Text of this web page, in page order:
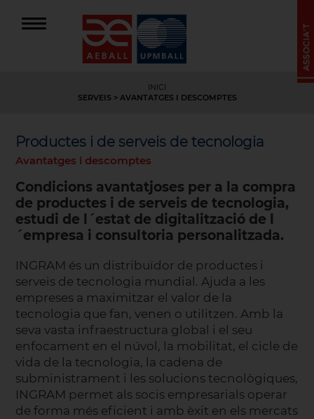
INICI
SERVEIS > AVANTATGES I DESCOMPTES
Productes i de serveis de tecnologia
Avantatges i descomptes
Condicions avantatjoses per a la compra
de productes i de serveis de tecnologia,
estudi de l´estat de digitalització de l
´empresa i consultoria personalitzada.
INGRAM és un distribuïdor de productes i
serveis de tecnologia mundial. Ajuda a les
empreses a maximitzar el valor de la
tecnologia que fan, venen o utilitzen. Amb la
seva vasta infraestructura global i el seu
enfocament en el núvol, la mobilitat, el cicle de
vida de la tecnologia, la cadena de
subministrament i les solucions tecnològiques,
INGRAM permet als socis empresarials operar
de forma més eficient i amb èxit en els mercats